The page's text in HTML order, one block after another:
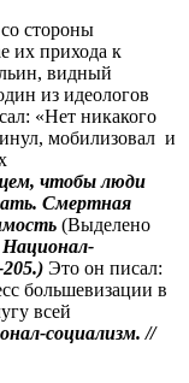
стороны
их прихода к
видный
из идеологов
«Нет никакого
мобилизовал и
чтобы люди
Смертная
(Выделено
Это он писал:
большевизации в
всей
социализм. //